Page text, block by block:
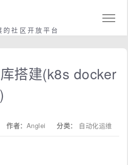
社区开放平台
搭建(k8s docker
作者： Anglei 分类： 自动化运维